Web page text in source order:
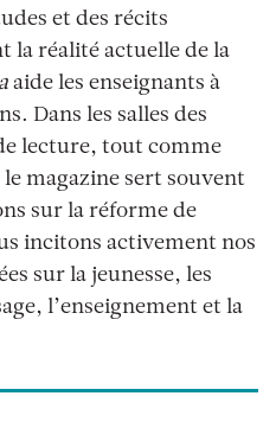
et des récits
la réalité actuelle de la
aide les enseignants à
Dans les salles des
lecture, tout comme
magazine sert souvent
sur la réforme de
incitons activement nos
sur la jeunesse, les
l’enseignement et la